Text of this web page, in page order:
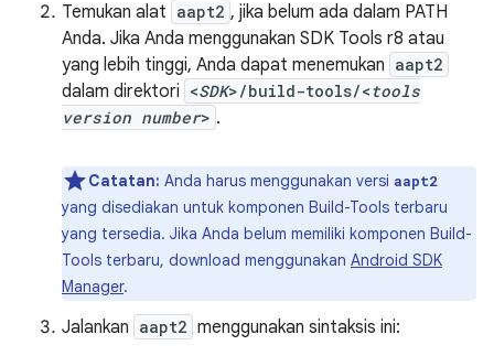
Temukan alat aapt2 , jika belum ada dalam PATH
Anda. Jika Anda menggunakan SDK Tools r8 atau
yang lebih tinggi, Anda dapat menemukan aapt2
dalam direktori <SDK>/build-tools/<tools
version number> .
Catatan: Anda harus menggunakan versi aapt2
yang disediakan untuk komponen Build-Tools terbaru
yang tersedia. Jika Anda belum memiliki komponen Build-
Tools terbaru, download menggunakan Android SDK
Manager.
Jalankan aapt2 menggunakan sintaksis ini: